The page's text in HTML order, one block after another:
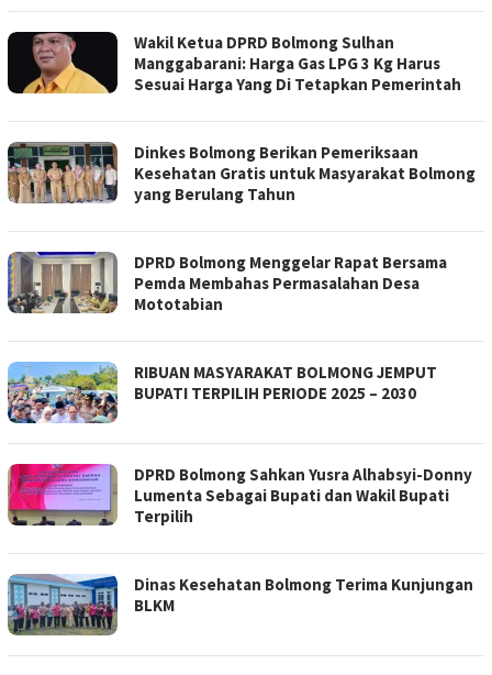
Wakil Ketua DPRD Bolmong Sulhan
Manggabarani: Harga Gas LPG 3 Kg Harus
Sesuai Harga Yang Di Tetapkan Pemerintah
Dinkes Bolmong Berikan Pemeriksaan
Kesehatan Gratis untuk Masyarakat Bolmong
yang Berulang Tahun
DPRD Bolmong Menggelar Rapat Bersama
Pemda Membahas Permasalahan Desa
Mototabian
RIBUAN MASYARAKAT BOLMONG JEMPUT
BUPATI TERPILIH PERIODE 2025 – 2030
DPRD Bolmong Sahkan Yusra Alhabsyi-Donny
Lumenta Sebagai Bupati dan Wakil Bupati
Terpilih
Dinas Kesehatan Bolmong Terima Kunjungan
BLKM